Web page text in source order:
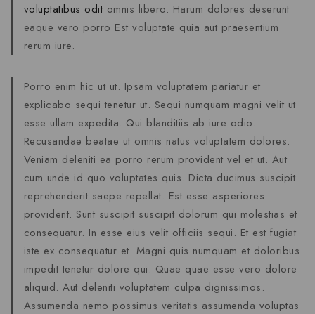
voluptatibus odit omnis libero. Harum dolores deserunt
eaque vero porro Est voluptate quia aut praesentium
rerum iure.
Porro enim hic ut ut. Ipsam voluptatem pariatur et
explicabo sequi tenetur ut. Sequi numquam magni velit ut
esse ullam expedita. Qui blanditiis ab iure odio.
Recusandae beatae ut omnis natus voluptatem dolores.
Veniam deleniti ea porro rerum provident vel et ut. Aut
cum unde id quo voluptates quis. Dicta ducimus suscipit
reprehenderit saepe repellat. Est esse asperiores
provident. Sunt suscipit suscipit dolorum qui molestias et
consequatur. In esse eius velit officiis sequi. Et est fugiat
iste ex consequatur et. Magni quis numquam et doloribus
impedit tenetur dolore qui. Quae quae esse vero dolore
aliquid. Aut deleniti voluptatem culpa dignissimos.
Assumenda nemo possimus veritatis assumenda voluptas